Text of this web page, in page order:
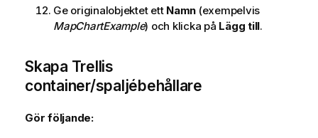
Ge originalobjektet ett Namn (exempelvis
MapChartExample) och klicka på Lägg till.
Skapa Trellis
container/spaljébehållare
Gör följande: